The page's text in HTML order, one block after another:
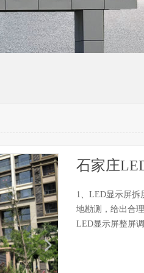
石家庄
1、LED显示屏拆
地勘测，给出合
LED显示屏整屏